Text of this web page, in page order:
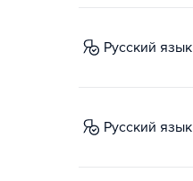
русский язык
русский язык